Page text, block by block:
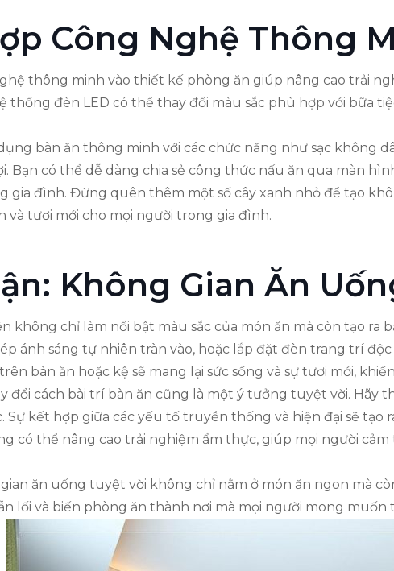
Công Nghệ Thông
thông minh vào thiết kế phòng ăn giúp nâng cao trải
thống đèn LED có thể thay đổi màu sắc phù hợp với bữa
dụng bàn ăn thông minh với các chức năng như sạc không
Bạn có thể dễ dàng chia sẻ công thức nấu ăn qua màn
gia đình. Đừng quên thêm một số cây xanh nhỏ để tạo
và tươi mới cho mọi người trong gia đình.
Không Gian Ăn
không chỉ làm nổi bật màu sắc của món ăn mà còn tạo
ánh sáng tự nhiên tràn vào, hoặc lắp đặt đèn trang trí
bàn ăn hoặc kệ sẽ mang lại sức sống và sự tươi mới,
đổi cách bài trí bàn ăn cũng là một ý tưởng tuyệt vời.
Sự kết hợp giữa các yếu tố truyền thống và hiện đại sẽ
có thể nâng cao trải nghiệm ẩm thực, giúp mọi người cảm
ăn uống tuyệt vời không chỉ nằm ở món ăn ngon mà
lối và biến phòng ăn thành nơi mà mọi người mong